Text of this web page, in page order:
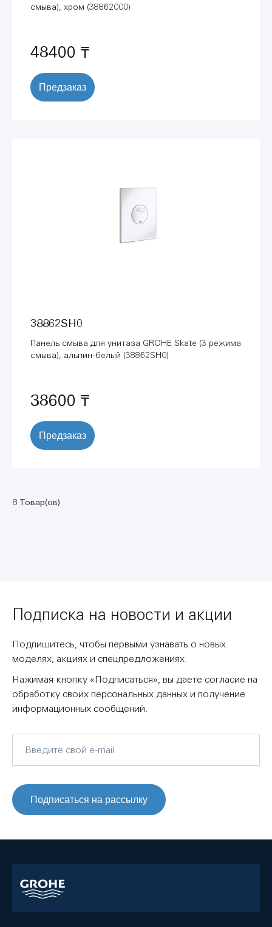
смыва), хром (38862000)
48400 ₸
Предзаказ
38862SH0
Панель смыва для унитаза GROHE Skate (3 режима
смыва), альпин-белый (38862SH0)
38600 ₸
Предзаказ
8 Товар(ов)
Подписка на новости и акции
Подпишитесь, чтобы первыми узнавать о новых
моделях, акциях и спецпредложениях.
Нажимая кнопку «Подписаться», вы даете согласие на
обработку своих персональных данных и получение
информационных сообщений.
Подписаться на рассылку